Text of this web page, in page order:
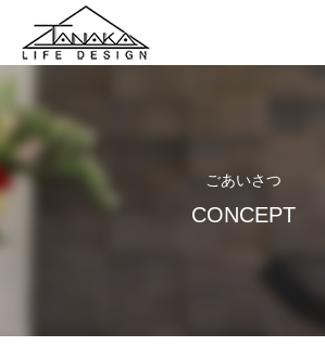
ごあいさつ
CONCEPT